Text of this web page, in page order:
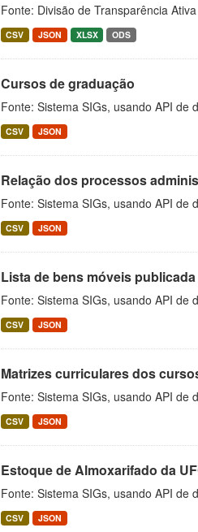
Fonte: Divisão de Transparência
CSV JSON XLSX ODS
Cursos de graduação
Fonte: Sistema SIGs, usando API de
CSV JSON
Relação dos processos
Fonte: Sistema SIGs, usando API de
CSV JSON
Lista de bens móveis
Fonte: Sistema SIGs, usando API de
CSV JSON
Matrizes curriculares dos
Fonte: Sistema SIGs, usando API de
CSV JSON
Estoque de Almoxarifado da
Fonte: Sistema SIGs, usando API de
CSV JSON